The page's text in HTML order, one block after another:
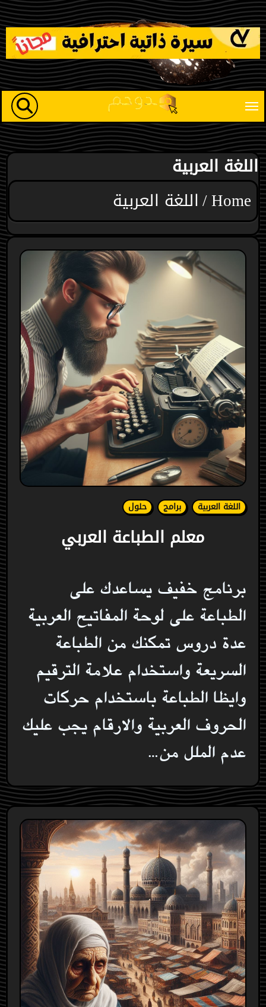
Skip
to
content
اللغة العربية
Home اللغة العربية
اللغة العربية برامج حلول
معلم الطباعة العربي
برنامج خفيف يساعدك على
الطباعة على لوحة المفاتيح العربية
عدة دروس تمكنك من الطباعة
السريعة واستخدام علامة الترقيم
وايظا الطباعة باستخدام حركات
الحروف العربية والارقام يجب عليك
عدم الملل من…